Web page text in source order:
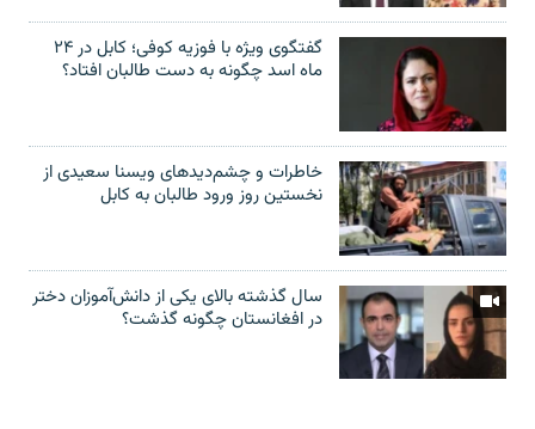
گفتگوی ویژه با فوزیه کوفی؛ کابل در ۲۴
ماه اسد چگونه به دست طالبان افتاد؟
خاطرات و چشم‌دید‌های ویسنا سعیدی از
نخستین روز ورود طالبان به کابل
سال گذشته بالای یکی از دانش‌آموزان دختر
در افغانستان چگونه گذشت؟